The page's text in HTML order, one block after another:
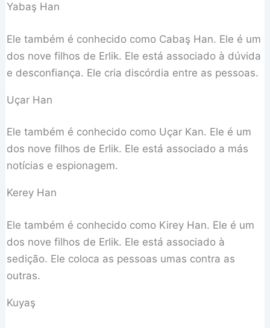
Yabaş Han
Ele também é conhecido como Cabaş Han. Ele é um
dos nove filhos de Erlik. Ele está associado à dúvida
e desconfiança. Ele cria discórdia entre as pessoas.
Uçar Han
Ele também é conhecido como Uçar Kan. Ele é um
dos nove filhos de Erlik. Ele está associado a más
notícias e espionagem.
Kerey Han
Ele também é conhecido como Kirey Han. Ele é um
dos nove filhos de Erlik. Ele está associado à
sedição. Ele coloca as pessoas umas contra as
outras.
Kuyaş